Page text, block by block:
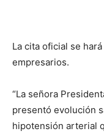
La cita oficial se
empresarios.
“La señora
presentó evolución
hipotensión arterial